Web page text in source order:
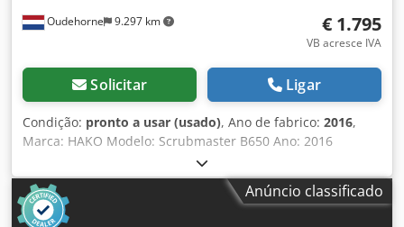
Oudehorne 9.297 km € 1.795
VB acresce IVA
Solicitar Ligar
Condição: pronto a usar (usado), Ano de fabrico: 2016,
Marca: HAKO Modelo: Scrubmaster B650 Ano: 2016
Capacidade: 3200 m²/h Largura de limpeza: 65 cm
Chodpfxozqnclj Ad Soa Propulsão: 24V Tanque de água
limpa: 72L Tanque de água suja: 74L Carregador interno,
220 volts.
Anúncio classificado